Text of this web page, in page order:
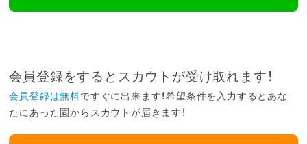
会員登録をするとスカウトが受け取れます！
会員登録は無料ですぐに出来ます！希望条件を入力するとあな
たにあった園からスカウトが届きます！